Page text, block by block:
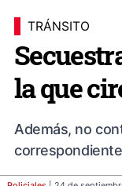
TRÁNSITO
la que
Además, no